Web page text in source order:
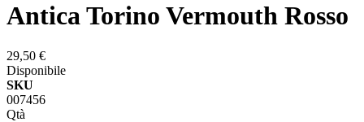
Antica Torino Vermouth Rosso
29,50 €
Disponibile
SKU
007456
Qtà